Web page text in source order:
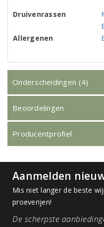
Druivenrassen
Allergenen
Onderscheidingen (4)
Beoordelingen
Producentprofiel
Aanmelden
Mis niet langer de beste
proeverijen!
De scherpste